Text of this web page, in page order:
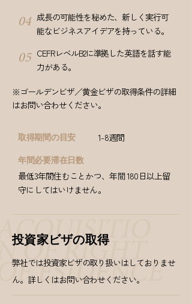
04 成長の可能性を秘めた、新しく実行可
能なビジネスアイデアを持っている。
05 CEFRレベルB2に準拠した英語を話す能
力がある。
取得期間の目安 1-8週間
年間必要滞在日数
最低3年間住むことかつ、 年間180日以上留
守にしてはいけません。
※ゴールデンビザ／黄金ビザの取得条件の詳細
はお問い合わせください。
投資家ビザの取得
弊社では投資家ビザの取り扱いはしておりませ
ん。詳しくはお問い合わせください。